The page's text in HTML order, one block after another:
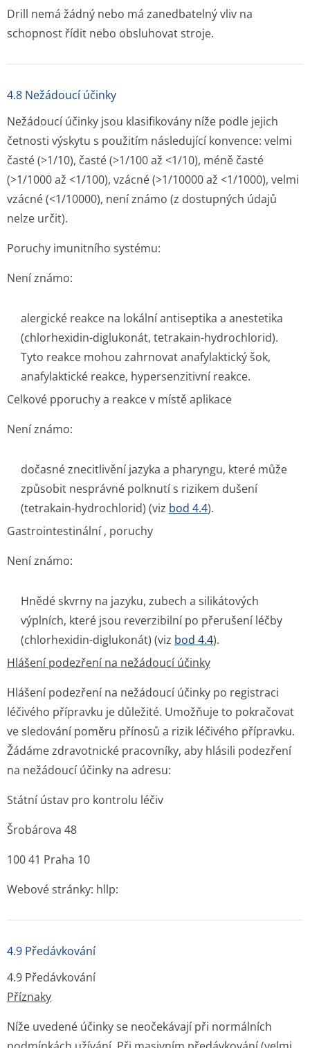
Drill nemá žádný nebo má zanedbatelný vliv na
schopnost řídit nebo obsluhovat stroje.
4.8 Nežádoucí účinky
Nežádoucí účinky jsou klasifikovány níže podle jejich
četnosti výskytu s použitím následující konvence: velmi
časté (>1/10), časté (>1/100 až <1/10), méně časté
(>1/1000 až <1/100), vzácné (>1/10000 až <1/1000), velmi
vzácné (<1/10000), není známo (z dostupných údajů
nelze určit).
Poruchy imunitního systému:
Není známo:
alergické reakce na lokální antiseptika a anestetika
(chlorhexidin-diglukonát, tetrakain-hydrochlorid).
Tyto reakce mohou zahrnovat anafylaktický šok,
anafylaktické reakce, hypersenzitivní reakce.
Celkové pporuchy a reakce v místě aplikace
Není známo:
dočasné znecitlivění jazyka a pharyngu, které může
způsobit nesprávné polknutí s rizikem dušení
(tetrakain-hydrochlorid) (viz bod 4.4).
Gastrointestinální , poruchy
Není známo:
Hnědé skvrny na jazyku, zubech a silikátových
výplních, které jsou reverzibilní po přerušení léčby
(chlorhexidin-diglukonát) (viz bod 4.4).
Hlášení podezření na nežádoucí účinky
Hlášení podezření na nežádoucí účinky po registraci
léčivého přípravku je důležité. Umožňuje to pokračovat
ve sledování poměru přínosů a rizik léčivého přípravku.
Žádáme zdravotnické pracovníky, aby hlásili podezření
na nežádoucí účinky na adresu:
Státní ústav pro kontrolu léčiv
Šrobárova 48
100 41 Praha 10
Webové stránky: hllp:
4.9 Předávkování
4.9 Předávkování
Příznaky
Níže uvedené účinky se neočekávají při normálních